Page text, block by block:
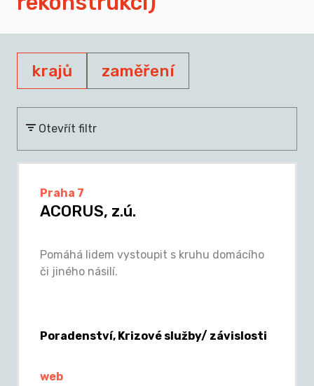
krajů zaměření
Otevřít filtr
Praha 7
ACORUS, z.ú.
Pomáhá lidem vystoupit s kruhu domácího
či jiného násilí.
Poradenství, Krizové služby/ závislosti
web